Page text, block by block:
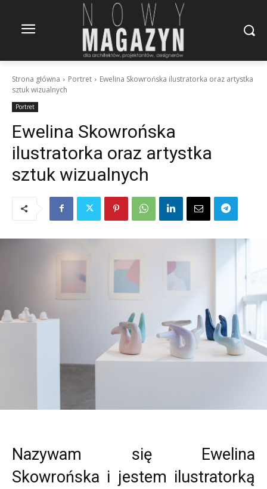
Strona główna Portret
Ewelina Skowrońska ilustratorka oraz artystka
sztuk wizualnych
Portret
Ewelina Skowrońska
ilustratorka oraz artystka
sztuk wizualnych
Nazywam się Ewelina
Skowrońska i jestem ilustratorką